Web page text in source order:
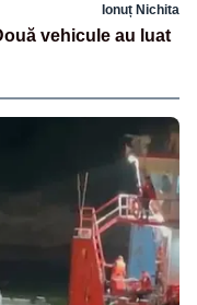
Ionuț Nichita
vehicule au luat